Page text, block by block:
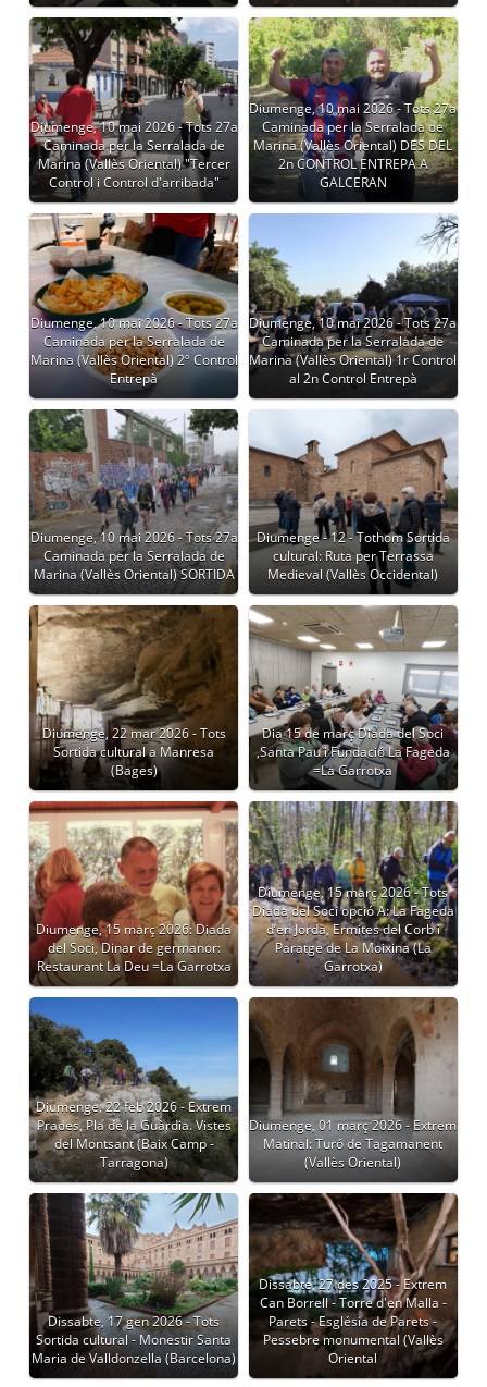
Diumenge, 10 mai 2026 - Tots 27a
Caminada per la Serralada de
Marina (Vallès Oriental) "Tercer
Control i Control d'arribada"
Diumenge, 10 mai 2026 - Tots 27a
Caminada per la Serralada de
Marina (Vallès Oriental) DES DEL
2n CONTROL ENTREPA A
GALCERAN
Diumenge, 10 mai 2026 - Tots 27a
Caminada per la Serralada de
Marina (Vallès Oriental) 2º Control
Entrepà
Diumenge, 10 mai 2026 - Tots 27a
Caminada per la Serralada de
Marina (Vallès Oriental) 1r Control
al 2n Control Entrepà
Diumenge, 10 mai 2026 - Tots 27a
Caminada per la Serralada de
Marina (Vallès Oriental) SORTIDA
Diumenge - 12 - Tothom Sortida
cultural: Ruta per Terrassa
Medieval (Vallès Occidental)
Diumenge, 22 mar 2026 - Tots
Sortida cultural a Manresa
(Bages)
Dia 15 de març Diada del Soci
,Santa Pau i Fundació La Fageda
=La Garrotxa
Diumenge, 15 març 2026: Diada
del Soci, Dinar de germanor:
Restaurant La Deu =La Garrotxa
Diumenge, 15 març 2026 - Tots
Diada del Soci opció A: La Fageda
d’en Jordà, Ermites del Corb i
Paratge de La Moixina (La
Garrotxa)
Diumenge, 22 feb 2026 - Extrem
Prades, Pla de la Guàrdia. Vistes
del Montsant (Baix Camp -
Tarragona)
Diumenge, 01 març 2026 - Extrem
Matinal: Turó de Tagamanent
(Vallès Oriental)
Dissabte, 17 gen 2026 - Tots
Sortida cultural - Monestir Santa
Maria de Valldonzella (Barcelona)
Dissabte, 27 des 2025 - Extrem
Can Borrell - Torre d'en Malla -
Parets - Església de Parets -
Pessebre monumental (Vallès
Oriental